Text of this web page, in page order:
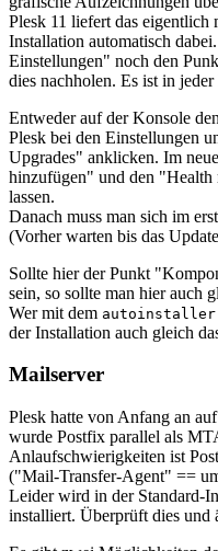
Plesk 11 liefert das
Installation automatisch
Einstellungen" noch den
dies nachholen. Es ist in
Entweder auf der Konsole den
Plesk bei den Einstellungen
Upgrades" anklicken. Im
hinzufügen" und den
lassen.
Danach muss man sich im
(Vorher warten bis das
Sollte hier der Punkt
sein, so sollte man hier auch
Wer mit dem autoinstaller
der Installation auch gleich
Mailserver
Plesk hatte von Anfang an
wurde Postfix parallel als
Anlaufschwierigkeiten ist
("Mail-Transfer-Agent" ==
Leider wird in der Standard-
installiert. Überprüft dies und